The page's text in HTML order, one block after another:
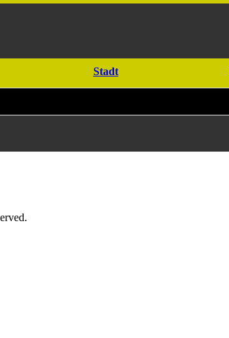
Stadt